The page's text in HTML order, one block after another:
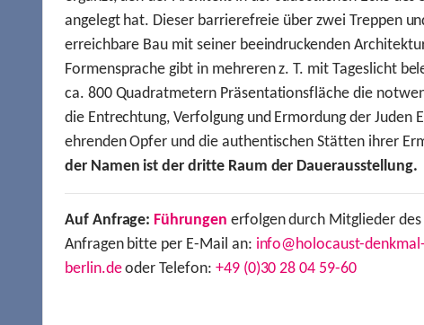
angelegt hat. Dieser barrierefreie über zwei Treppen
erreichbare Bau mit seiner beeindruckenden
Formensprache gibt in mehreren z. T. mit Tageslicht
ca. 800 Quadratmetern Präsentationsfläche die
die Entrechtung, Verfolgung und Ermordung der Juden
ehrenden Opfer und die authentischen Stätten ihrer
der Namen ist der dritte Raum der Dauerausstellung.
Auf Anfrage: Führungen erfolgen durch Mitglieder des
Anfragen bitte per E-Mail an: info@holocaust-denkmal-
berlin.deoder Telefon: +49 (0)30 28 04 59-60